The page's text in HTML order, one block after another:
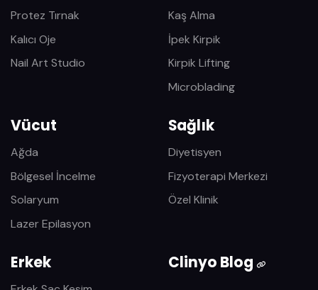
Protez Tırnak
Kalıcı Oje
Nail Art Studio
Kaş Alma
İpek Kirpik
Kirpik Lifting
Microblading
Vücut
Ağda
Bölgesel İncelme
Solaryum
Lazer Epilasyon
Sağlık
Diyetisyen
Fizyoterapi Merkezi
Özel Klinik
Erkek Clinyo Blog